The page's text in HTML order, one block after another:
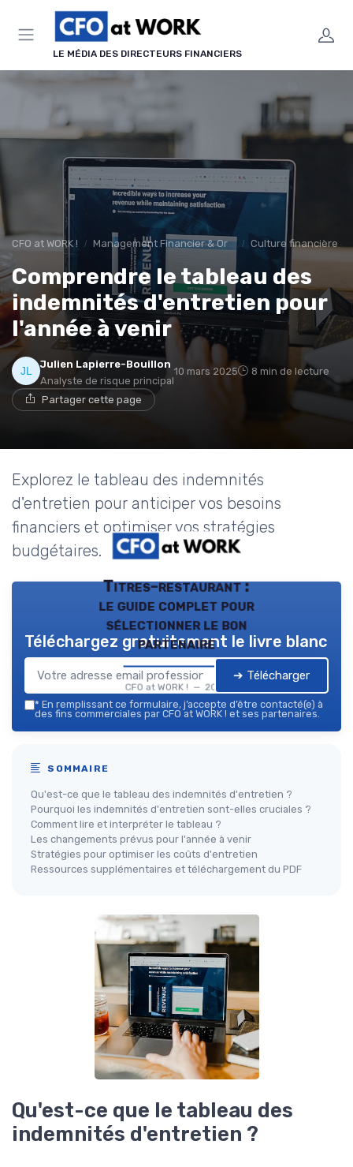
LE MÉDIA DES DIRECTEURS FINANCIERS
CFO at WORK ! Management Financier & Organisation Culture financière &
Comprendre le tableau des
indemnités d'entretien pour
l'année à venir
Julien Lapierre-Bouillon
Analyste de risque principal
10 mars 2025 8 min de lecture
Partager cette page
Explorez le tableau des indemnités
d'entretien pour anticiper vos besoins
financiers et optimiser vos stratégies
budgétaires.
Titres-restaurant :
le guide complet pour
sélectionner le bon
partenaire
CFO at WORK ! — 2026
Téléchargez gratuitement le livre blanc
➔ Télécharger
* En remplissant ce formulaire, j’accepte d’être contacté(e) à
des fins commerciales par CFO at WORK ! et ses partenaires.
SOMMAIRE
Qu'est-ce que le tableau des indemnités d'entretien ?
Pourquoi les indemnités d'entretien sont-elles cruciales ?
Comment lire et interpréter le tableau ?
Les changements prévus pour l'année à venir
Stratégies pour optimiser les coûts d'entretien
Ressources supplémentaires et téléchargement du PDF
Qu'est-ce que le tableau des
indemnités d'entretien ?
Panneau de gestion des cookies